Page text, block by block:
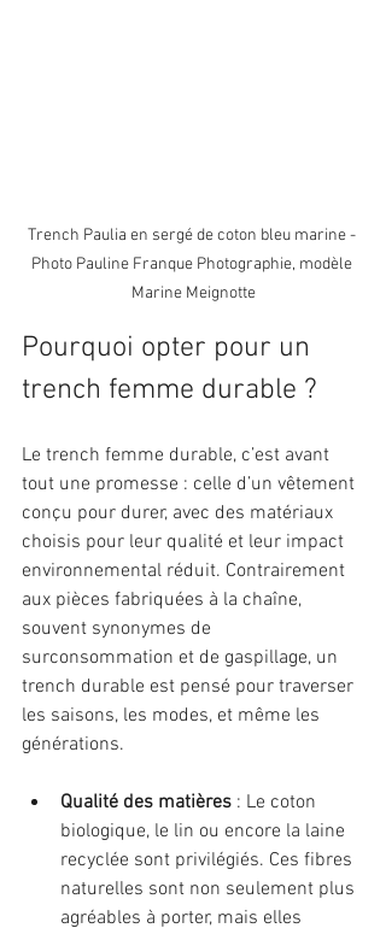
Trench Paulia en sergé de coton bleu marine -
Photo Pauline Franque Photographie, modèle
Marine Meignotte
Pourquoi opter pour un
trench femme durable ?
Le trench femme durable, c’est avant
tout une promesse : celle d’un vêtement
conçu pour durer, avec des matériaux
choisis pour leur qualité et leur impact
environnemental réduit. Contrairement
aux pièces fabriquées à la chaîne,
souvent synonymes de
surconsommation et de gaspillage, un
trench durable est pensé pour traverser
les saisons, les modes, et même les
générations.
Qualité des matières : Le coton
biologique, le lin ou encore la laine
recyclée sont privilégiés. Ces fibres
naturelles sont non seulement plus
agréables à porter, mais elles